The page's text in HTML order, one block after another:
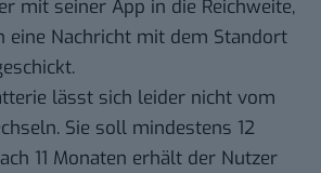
mit seiner App in die Reichweite,
eine Nachricht mit dem Standort
lässt sich leider nicht vom
Sie soll mindestens 12
11 Monaten erhält der Nutzer